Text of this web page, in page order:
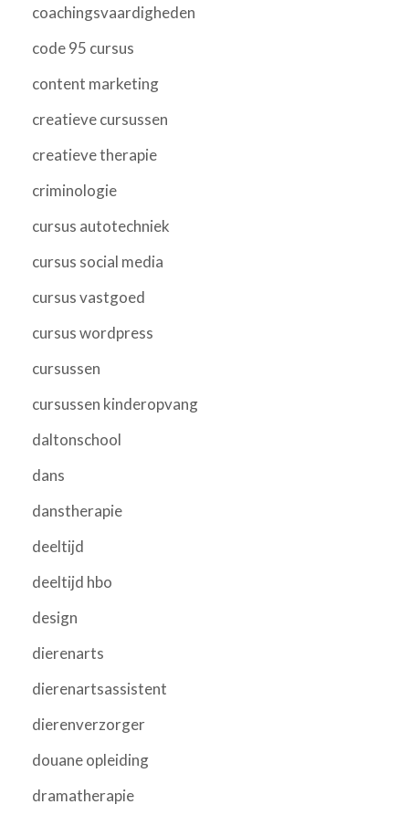
coachingsvaardigheden
code 95 cursus
content marketing
creatieve cursussen
creatieve therapie
criminologie
cursus autotechniek
cursus social media
cursus vastgoed
cursus wordpress
cursussen
cursussen kinderopvang
daltonschool
dans
danstherapie
deeltijd
deeltijd hbo
design
dierenarts
dierenartsassistent
dierenverzorger
douane opleiding
dramatherapie